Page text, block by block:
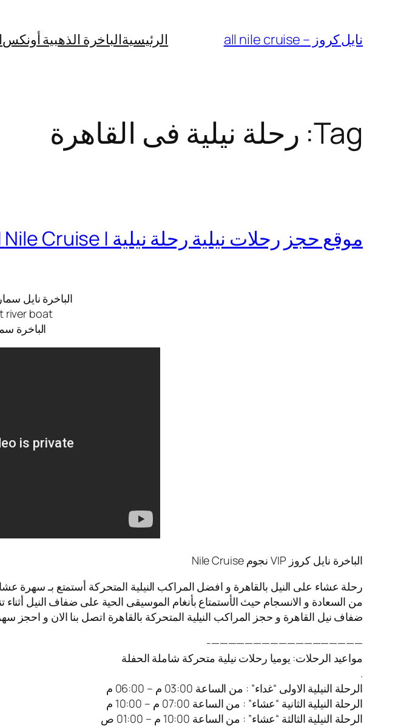
content
نايل كروز – all nile cruise الرئيسيةالباخرة الذهبية أونكس
Tag: رحلة نيلية فى القاهرة
موقع حجز رحلات نيلية رحلة نيلية | Nile Cruise | اسهر معانا
الباخرة نايل
river boat
الباخرة
الباخرة نايل كروز VIP نجوم Nile Cruise
رحلة عشاء على النيل بالقاهرة و افضل المراكب النيلية المتحركة أستمتع بـ سهرة
من السعادة و الانسجام حيث الأستمتاع بأنغام الموسيقى الحية على ضفاف النيل
ضفاف نيل القاهرة و حجز المراكب النيلية المتحركة بالقاهرة اتصل بنا الان و احجز
——————————————————-
مواعيد الرحلات: يوميا رحلات نيلية متحركة شاملة الحفلة
.
الرحلة النيلية الاولى “غداء” : من الساعة 03:00 م – 06:00 م
الرحلة النيلية الثانية “عشاء” : من الساعة 07:00 م – 10:00 م
الرحلة النيلية الثالثة “عشاء” : من الساعة 10:00 م – 01:00 ص